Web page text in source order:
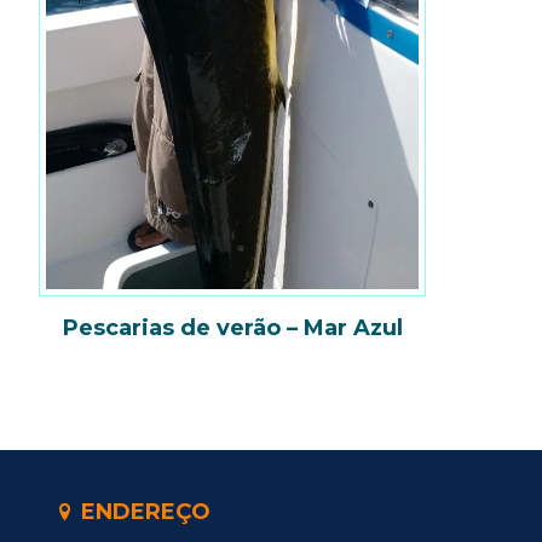
Pescarias de verão – Mar Azul
ENDEREÇO